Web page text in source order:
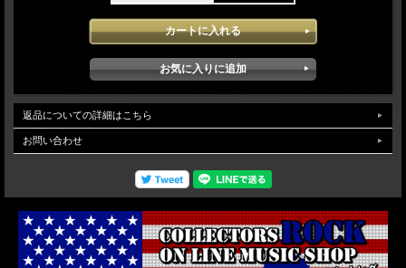
ステージで150000人を超えるおオーディエンスを動員しセット自体も他の北米地
区とは違ったセットリストが組まれDua Lipa 自体も初のウエンブリーでのライブ
にかなり気合が入ったPerformanceを披露し全体を通してとても出来が良く会場自
らしいヨーロッパ地区を代表する最高のライブとなっています。映像クオリティは
4ca Aud multi編集にて作成され効果的なスイッチ効果も素晴らしく迫力ある映像が
堪能出来、且つ驚くほど音質の素晴らしさが際立った最高のライブが堪能できま
す。（NTSC Menu Chapter region02仕様)
返品についての詳細はこちら
お問い合わせ